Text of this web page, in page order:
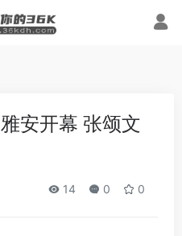
安开幕 张颂文
14 0 0